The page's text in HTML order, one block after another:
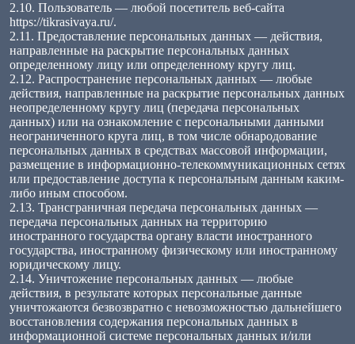
2.10. Пользователь — любой посетитель веб-сайта
https://tikrasivaya.ru/.
2.11. Предоставление персональных данных — действия,
направленные на раскрытие персональных данных
определенному лицу или определенному кругу лиц.
2.12. Распространение персональных данных — любые
действия, направленные на раскрытие персональных данных
неопределенному кругу лиц (передача персональных
данных) или на ознакомление с персональными данными
неограниченного круга лиц, в том числе обнародование
персональных данных в средствах массовой информации,
размещение в информационно-телекоммуникационных сетях
или предоставление доступа к персональным данным каким-
либо иным способом.
2.13. Трансграничная передача персональных данных —
передача персональных данных на территорию
иностранного государства органу власти иностранного
государства, иностранному физическому или иностранному
юридическому лицу.
2.14. Уничтожение персональных данных — любые
действия, в результате которых персональные данные
уничтожаются безвозвратно с невозможностью дальнейшего
восстановления содержания персональных данных в
информационной системе персональных данных и/или